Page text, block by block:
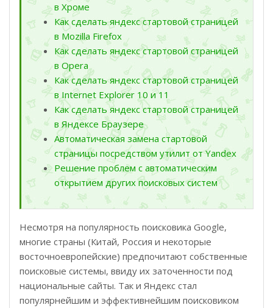
в Хроме
Как сделать яндекс стартовой страницей
в Mozilla Firefox
Как сделать яндекс стартовой страницей
в Opera
Как сделать яндекс стартовой страницей
в Internet Explorer 10 и 11
Как сделать яндекс стартовой страницей
в Яндексе Браузере
Автоматическая замена стартовой
страницы посредством утилит от Yandex
Решение проблем с автоматическим
открытием других поисковых систем
Несмотря на популярность поисковика Google,
многие страны (Китай, Россия и некоторые
восточноевропейские) предпочитают собственные
поисковые системы, ввиду их заточенности под
национальные сайты. Так и Яндекс стал
популярнейшим и эффективнейшим поисковиком